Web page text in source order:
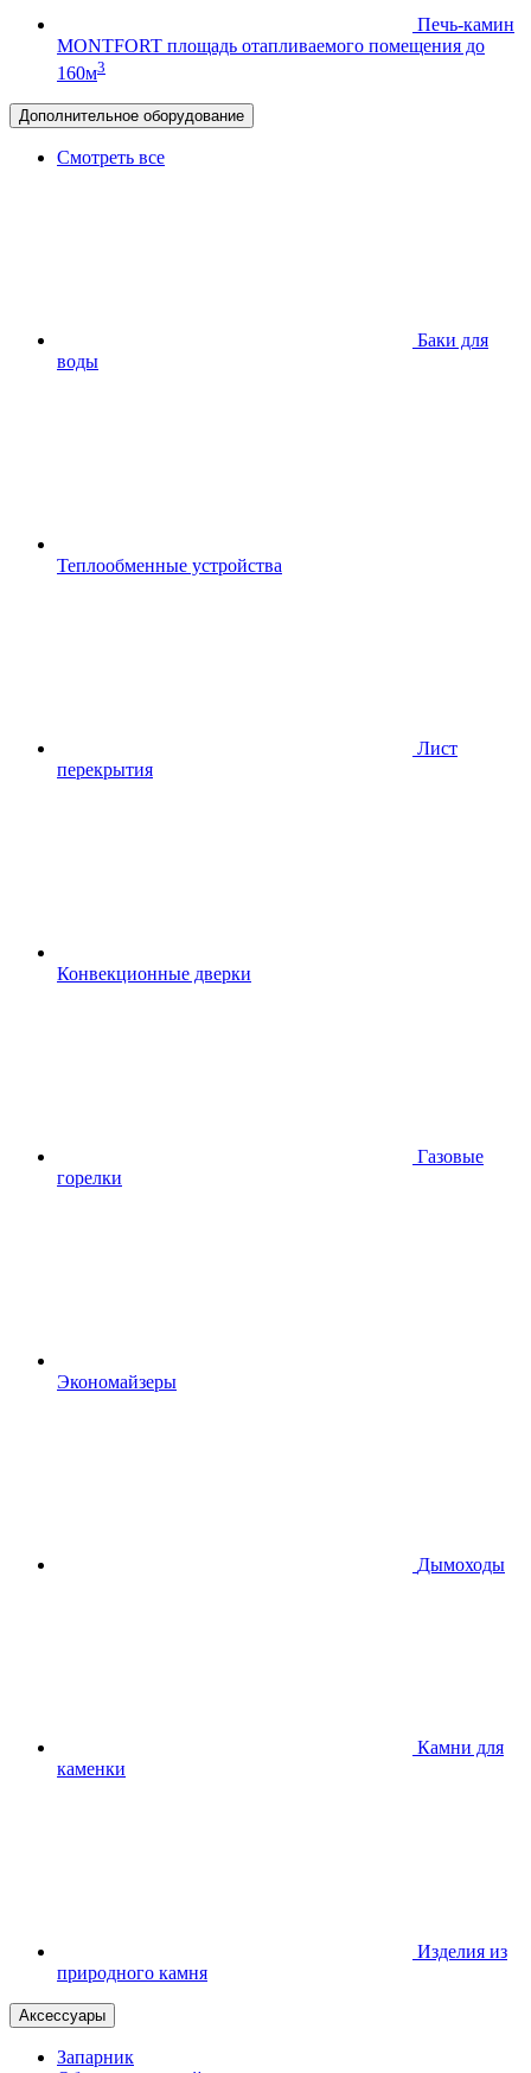
Печь-камин
MONTFORT площадь отапливаемого помещения до
160м3
Дополнительное оборудование
Смотреть все
Баки для
воды
Теплообменные устройства
Лист
перекрытия
Конвекционные дверки
Газовые
горелки
Экономайзеры
Дымоходы
Камни для
каменки
Изделия из
природного камня
Аксессуары
Запарник